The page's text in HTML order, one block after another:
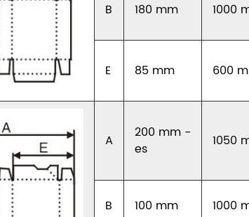
B 180 mm 1000
E 85 mm 600
A
200 mm -
es
1050
B 100 mm 1000